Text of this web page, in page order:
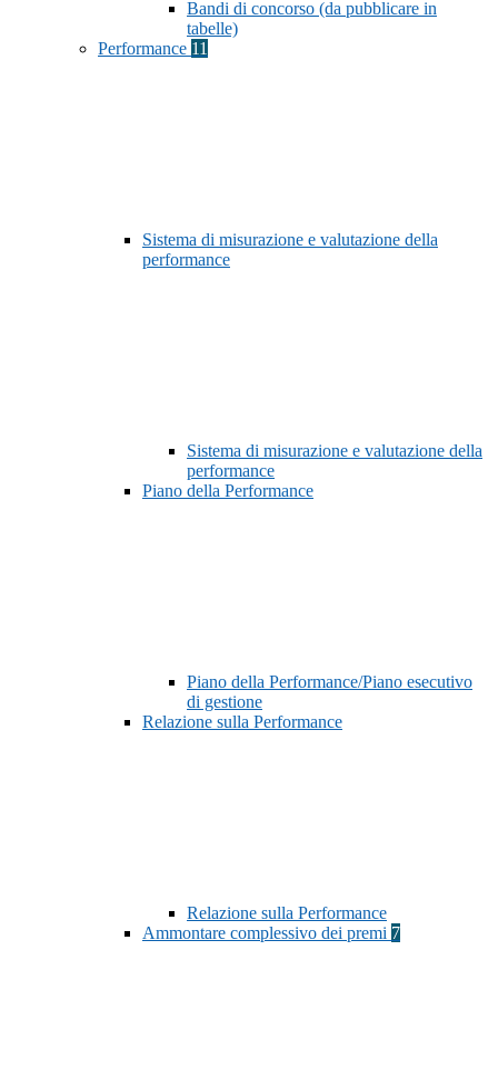
Bandi di concorso (da pubblicare in
tabelle)
Performance 11
Sistema di misurazione e valutazione della
performance
Sistema di misurazione e valutazione della
performance
Piano della Performance
Piano della Performance/Piano esecutivo
di gestione
Relazione sulla Performance
Relazione sulla Performance
Ammontare complessivo dei premi 7